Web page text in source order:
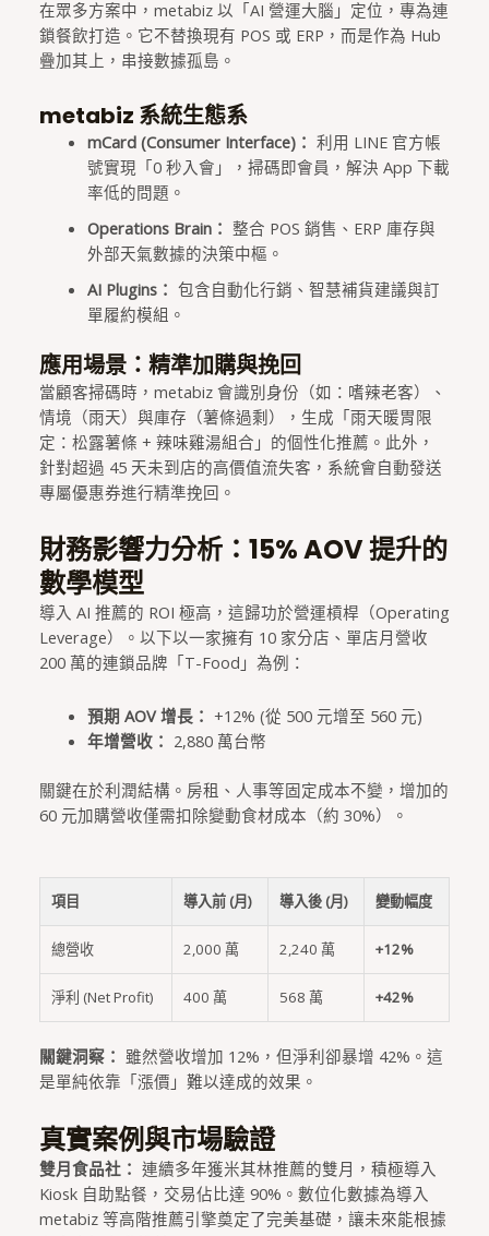
在眾多方案中，metabiz 以「AI 營運大腦」定位，專為連
鎖餐飲打造。它不替換現有 POS 或 ERP，而是作為 Hub
疊加其上，串接數據孤島。
metabiz 系統生態系
mCard (Consumer Interface)： 利用 LINE 官方帳
號實現「0 秒入會」，掃碼即會員，解決 App 下載
率低的問題。
Operations Brain： 整合 POS 銷售、ERP 庫存與
外部天氣數據的決策中樞。
AI Plugins： 包含自動化行銷、智慧補貨建議與訂
單履約模組。
應用場景：精準加購與挽回
當顧客掃碼時，metabiz 會識別身份（如：嗜辣老客）、
情境（雨天）與庫存（薯條過剩），生成「雨天暖胃限
定：松露薯條 + 辣味雞湯組合」的個性化推薦。此外，
針對超過 45 天未到店的高價值流失客，系統會自動發送
專屬優惠券進行精準挽回。
財務影響力分析：15% AOV 提升的
數學模型
導入 AI 推薦的 ROI 極高，這歸功於營運槓桿（Operating
Leverage）。以下以一家擁有 10 家分店、單店月營收
200 萬的連鎖品牌「T-Food」為例：
預期 AOV 增長： +12% (從 500 元增至 560 元)
年增營收： 2,880 萬台幣
關鍵在於利潤結構。房租、人事等固定成本不變，增加的
60 元加購營收僅需扣除變動食材成本（約 30%）。
項目 導入前 (月) 導入後 (月) 變動幅度
總營收 2,000 萬 2,240 萬 +12%
淨利 (Net Profit) 400 萬 568 萬 +42%
關鍵洞察： 雖然營收增加 12%，但淨利卻暴增 42%。這
是單純依靠「漲價」難以達成的效果。
真實案例與市場驗證
雙月食品社： 連續多年獲米其林推薦的雙月，積極導入
Kiosk 自助點餐，交易佔比達 90%。數位化數據為導入
metabiz 等高階推薦引擎奠定了完美基礎，讓未來能根據